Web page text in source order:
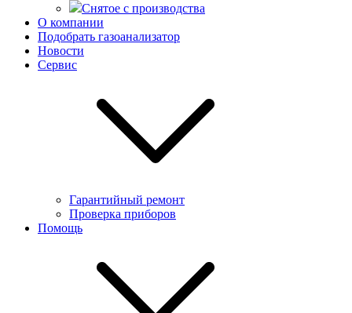
Снятое с производства
О компании
Подобрать газоанализатор
Новости
Сервис
Гарантийный ремонт
Проверка приборов
Помощь